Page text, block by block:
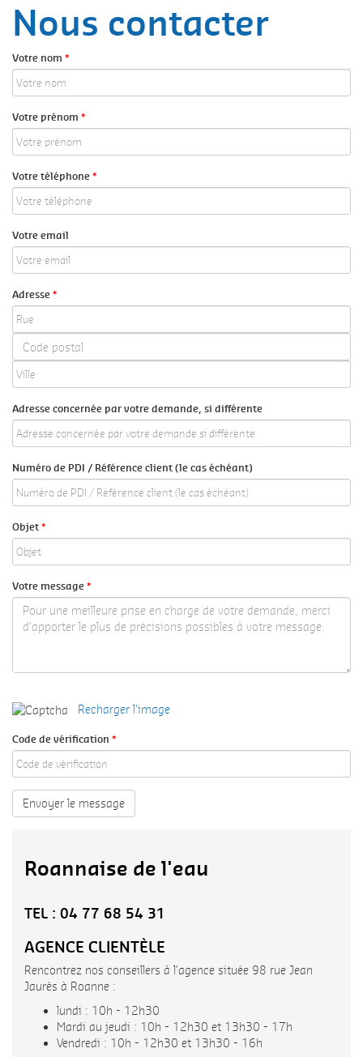
Nous contacter
Votre nom *
Votre prénom *
Votre téléphone *
Votre email
Adresse *
Adresse concernée par votre demande, si différente
Numéro de PDI / Référence client (le cas échéant)
Objet *
Votre message *
Recharger l'image
Code de vérification *
Envoyer le message
Roannaise de l'eau
TEL : 04 77 68 54 31
AGENCE CLIENTÈLE
Rencontrez nos conseillers à l’agence située 98 rue Jean
Jaurès à Roanne :
lundi : 10h - 12h30
Mardi au jeudi : 10h - 12h30 et 13h30 - 17h
Vendredi : 10h - 12h30 et 13h30 - 16h